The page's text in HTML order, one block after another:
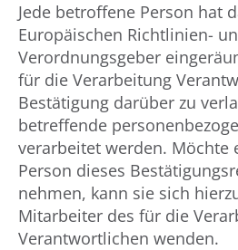
Jede betroffene Person hat
Europäischen Richtlinien-
Verordnungsgeber
für die Verarbeitung
Bestätigung darüber zu
betreffende
verarbeitet werden. Möchte
Person dieses
nehmen, kann sie sich
Mitarbeiter des für die
Verantwortlichen wenden.